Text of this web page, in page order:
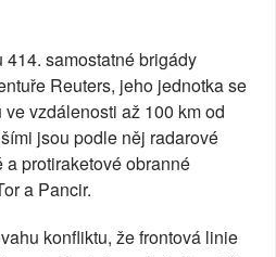
samostatné brigády
Reuters, jeho jednotka se
vzdálenosti až 100 km od
jsou podle něj radarové
protiraketové obranné
a Pancir.
konfliktu, že frontová linie